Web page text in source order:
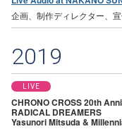
企画、制作ディレクター、
2019
LIVE
CHRONO CROSS 20th
RADICAL DREAMERS
Yasunori Mitsuda &